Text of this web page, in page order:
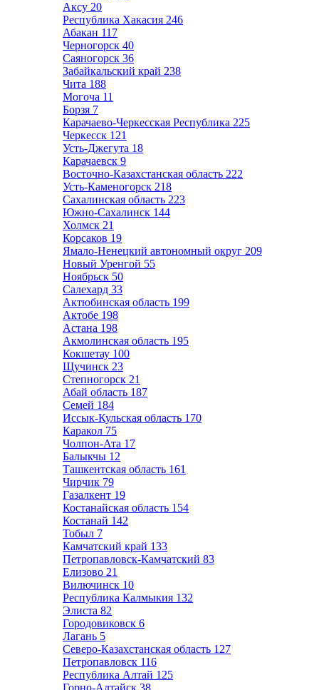
Аксу 20
Республика Хакасия 246
Абакан 117
Черногорск 40
Саяногорск 36
Забайкальский край 238
Чита 188
Могоча 11
Борзя 7
Карачаево-Черкесская Республика 225
Черкесск 121
Усть-Джегута 18
Карачаевск 9
Восточно-Казахстанская область 222
Усть-Каменогорск 218
Сахалинская область 223
Южно-Сахалинск 144
Холмск 21
Корсаков 19
Ямало-Ненецкий автономный округ 209
Новый Уренгой 55
Ноябрьск 50
Салехард 33
Актюбинская область 199
Актобе 198
Астана 198
Акмолинская область 195
Кокшетау 100
Щучинск 23
Степногорск 21
Абай область 187
Семей 184
Иссык-Кульская область 170
Каракол 75
Чолпон-Ата 17
Балыкчы 12
Ташкентская область 161
Чирчик 79
Газалкент 19
Костанайская область 154
Костанай 142
Тобыл 7
Камчатский край 133
Петропавловск-Камчатский 83
Елизово 21
Вилючинск 10
Республика Калмыкия 132
Элиста 82
Городовиковск 6
Лагань 5
Северо-Казахстанская область 127
Петропавловск 116
Республика Алтай 125
Горно-Алтайск 38